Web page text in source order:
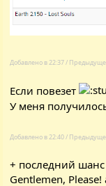
Добавлено в 22:37 /
Если повезет
У меня
Добавлено в 22:40 /
+ последний шанс
Gentlemen,